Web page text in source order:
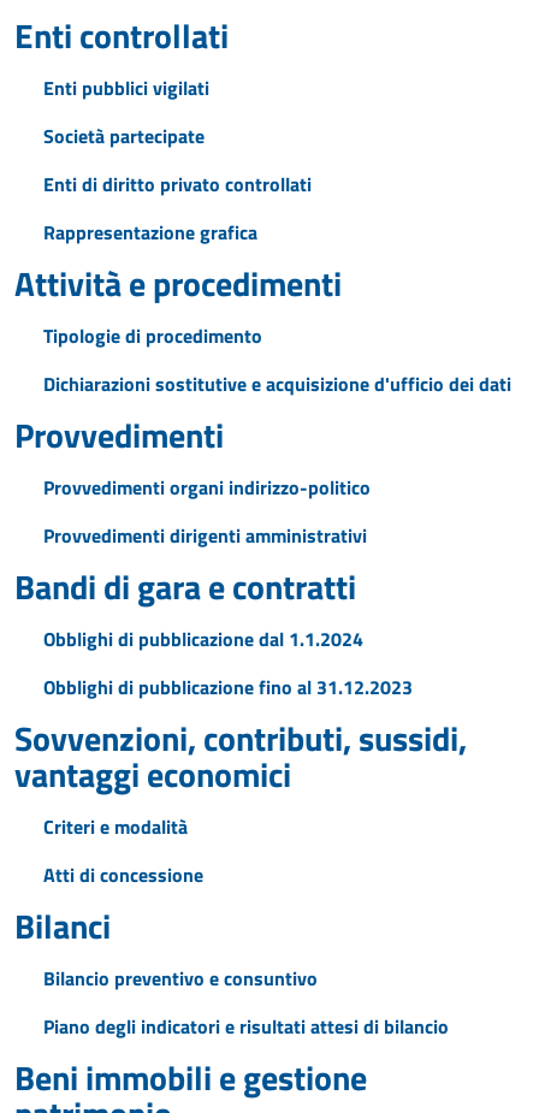
Enti controllati
Enti pubblici vigilati
Società partecipate
Enti di diritto privato controllati
Rappresentazione grafica
Attività e procedimenti
Tipologie di procedimento
Dichiarazioni sostitutive e acquisizione d'ufficio dei dati
Provvedimenti
Provvedimenti organi indirizzo-politico
Provvedimenti dirigenti amministrativi
Bandi di gara e contratti
Obblighi di pubblicazione dal 1.1.2024
Obblighi di pubblicazione fino al 31.12.2023
Sovvenzioni, contributi, sussidi,
vantaggi economici
Criteri e modalità
Atti di concessione
Bilanci
Bilancio preventivo e consuntivo
Piano degli indicatori e risultati attesi di bilancio
Beni immobili e gestione